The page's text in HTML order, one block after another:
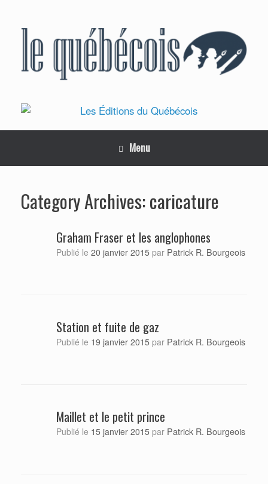
Menu
Category Archives:caricature
Graham Fraser et les anglophones
Publié le 20 janvier 2015 par Patrick R. Bourgeois
Station et fuite de gaz
Publié le 19 janvier 2015 par Patrick R. Bourgeois
Maillet et le petit prince
Publié le 15 janvier 2015 par Patrick R. Bourgeois